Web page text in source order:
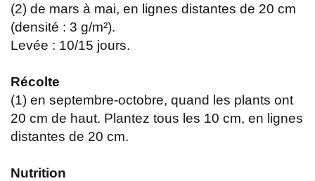
(2) de mars à mai, en lignes distantes de 20 cm
(densité : 3 g/m²).
Levée : 10/15 jours.
Récolte
(1) en septembre-octobre, quand les plants ont
20 cm de haut. Plantez tous les 10 cm, en lignes
distantes de 20 cm.
Nutrition